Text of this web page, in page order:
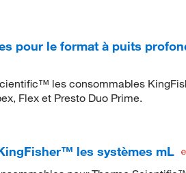
pour le format à puits
les consommables
Flex et Presto Duo Prime.
les systèmes mL